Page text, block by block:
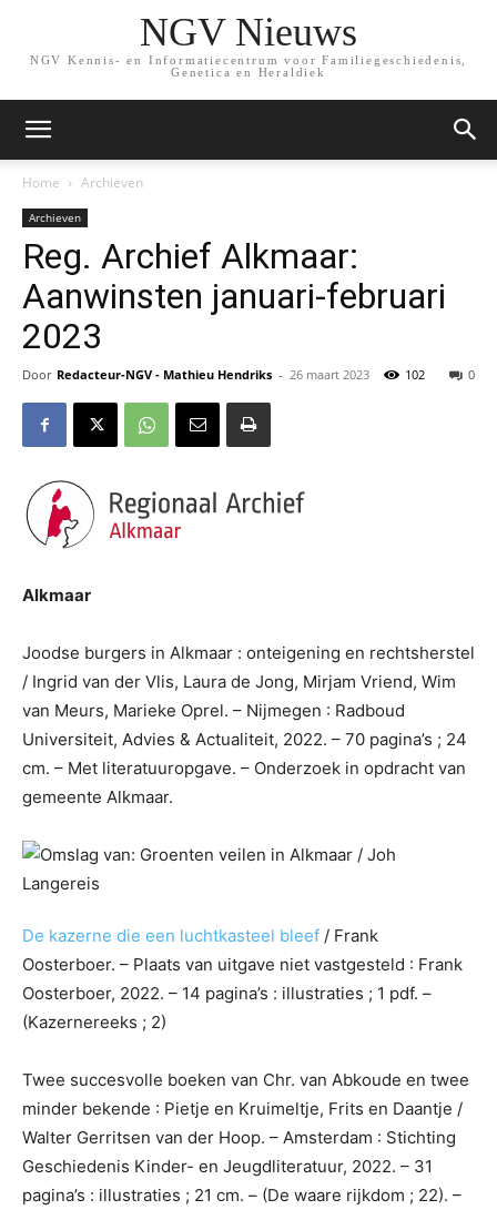
NGV Nieuws
NGV Kennis- en Informatiecentrum voor Familiegeschiedenis,
Genetica en Heraldiek
Home Archieven
Archieven
Reg. Archief Alkmaar:
Aanwinsten januari-februari
2023
Door Redacteur-NGV - Mathieu Hendriks - 26 maart 2023 0
102
Alkmaar
Joodse burgers in Alkmaar : onteigening en rechtsherstel
/ Ingrid van der Vlis, Laura de Jong, Mirjam Vriend, Wim
van Meurs, Marieke Oprel. – Nijmegen : Radboud
Universiteit, Advies & Actualiteit, 2022. – 70 pagina’s ; 24
cm. – Met literatuuropgave. – Onderzoek in opdracht van
gemeente Alkmaar.
De kazerne die een luchtkasteel bleef / Frank
Oosterboer. – Plaats van uitgave niet vastgesteld : Frank
Oosterboer, 2022. – 14 pagina’s : illustraties ; 1 pdf. –
(Kazernereeks ; 2)
Twee succesvolle boeken van Chr. van Abkoude en twee
minder bekende : Pietje en Kruimeltje, Frits en Daantje /
Walter Gerritsen van der Hoop. – Amsterdam : Stichting
Geschiedenis Kinder- en Jeugdliteratuur, 2022. – 31
pagina’s : illustraties ; 21 cm. – (De waare rijkdom ; 22). –